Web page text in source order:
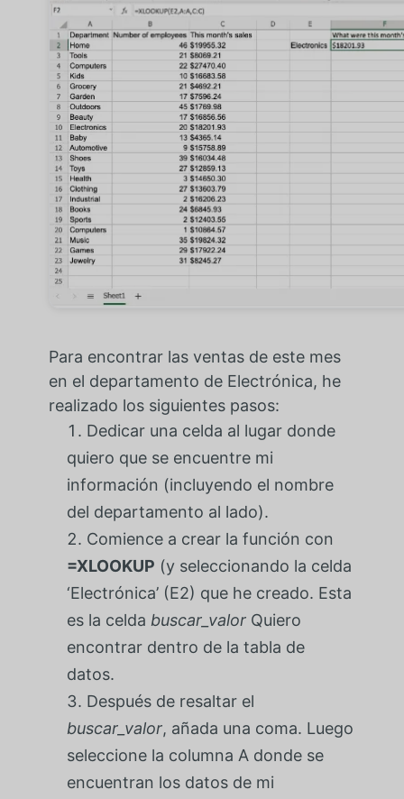
Para encontrar las ventas de este mes
en el departamento de Electrónica, he
realizado los siguientes pasos:
Dedicar una celda al lugar donde
quiero que se encuentre mi
información (incluyendo el nombre
del departamento al lado).
Comience a crear la función con
=XLOOKUP (y seleccionando la celda
‘Electrónica’ (E2) que he creado. Esta
es la celda buscar_valorQuiero
encontrar dentro de la tabla de
datos.
Después de resaltar el
buscar_valor, añada una coma. Luego
seleccione la columna A donde se
encuentran los datos de mi